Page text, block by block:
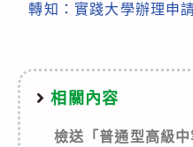
轉知：實踐大學辦理申
相關內容
檢送「普通型高級